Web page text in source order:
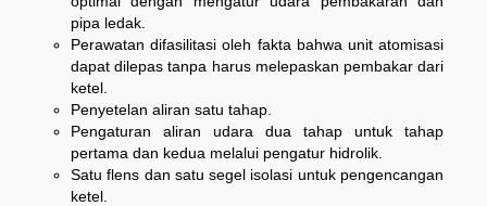
pipa ledak.
Perawatan difasilitasi oleh fakta bahwa unit atomisasi
dapat dilepas tanpa harus melepaskan pembakar dari
ketel.
Penyetelan aliran satu tahap.
Pengaturan aliran udara dua tahap untuk tahap
pertama dan kedua melalui pengatur hidrolik.
Satu flens dan satu segel isolasi untuk pengencangan
ketel.